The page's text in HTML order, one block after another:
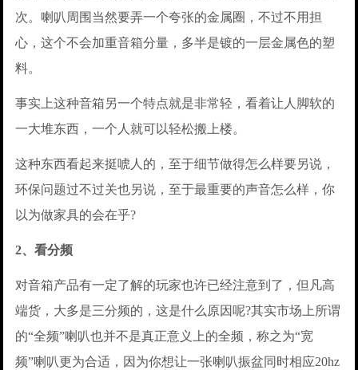
次。喇叭周围当然要弄一个夸张的金属圈，不过不用担
心，这个不会加重音箱分量，多半是镀的一层金属色的塑
料。
事实上这种音箱另一个特点就是非常轻，看着让人脚软的
一大堆东西，一个人就可以轻松搬上楼。
这种东西看起来挺唬人的，至于细节做得怎么样要另说，
环保问题过不过关也另说，至于最重要的声音怎么样，你
以为做家具的会在乎?
2、看分频
对音箱产品有一定了解的玩家也许已经注意到了，但凡高
端货，大多是三分频的，这是什么原因呢?其实市场上所谓
的“全频”喇叭也并不是真正意义上的全频，称之为“宽
频”喇叭更为合适，因为你想让一张喇叭振盆同时相应20hz